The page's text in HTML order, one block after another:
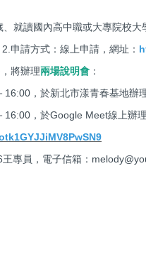
就讀國內高中職或大專院校
2.申請方式：線上申請，網址：
將辦理兩場說明會 ：
，於新北市漾青春基地辦理
，於Google Meet線上辦理
專員，電子信箱：